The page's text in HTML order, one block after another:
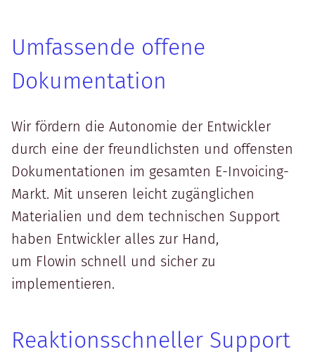
Umfassende offene
Dokumentation
Wir fördern die Autonomie der Entwickler
durch eine der freundlichsten und offensten
Dokumentationen im gesamten E-Invoicing-
Markt. Mit unseren leicht zugänglichen
Materialien und dem technischen Support
haben Entwickler alles zur Hand,
um Flowin schnell und sicher zu
implementieren.
Reaktionsschneller Support